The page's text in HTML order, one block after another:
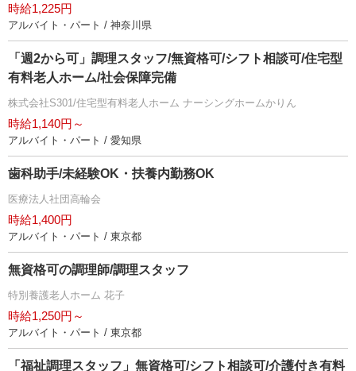
時給1,225円
アルバイト・パート / 神奈川県
「週2から可」調理スタッフ/無資格可/シフト相談可/住宅型
有料老人ホーム/社会保障完備
株式会社S301/住宅型有料老人ホーム ナーシングホームかりん
時給1,140円～
アルバイト・パート / 愛知県
歯科助手/未経験OK・扶養内勤務OK
医療法人社団高輪会
時給1,400円
アルバイト・パート / 東京都
無資格可の調理師/調理スタッフ
特別養護老人ホーム 花子
時給1,250円～
アルバイト・パート / 東京都
「福祉調理スタッフ」無資格可/シフト相談可/介護付き有料